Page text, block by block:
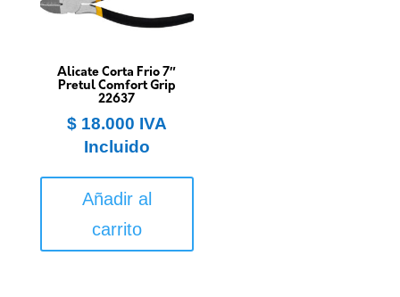
Alicate Corta Frio 7″
Pretul Comfort Grip
22637
$18.000 IVA
Incluido
Añadir al
carrito